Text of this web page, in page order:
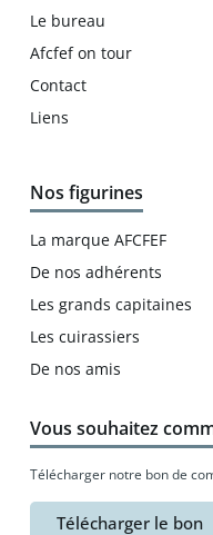
Le bureau
Afcfef on tour
Contact
Liens
Nos figurines
La marque AFCFEF
De nos adhérents
Les grands capitaines
Les cuirassiers
De nos amis
Vous souhaitez
Télécharger notre bon de
Télécharger le bon